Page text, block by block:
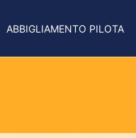
ABBIGLIAMENTO PILOTA